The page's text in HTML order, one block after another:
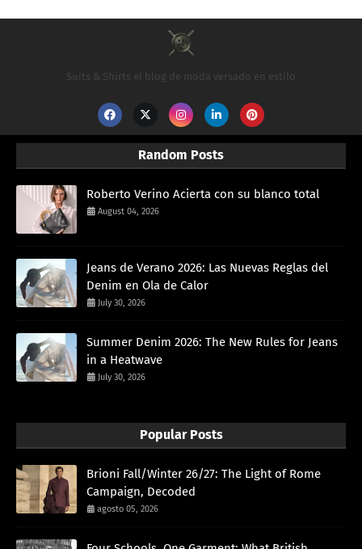
Suits & Shirts el blog de moda versado en estilo
Random Posts
Roberto Verino Acierta con su blanco total
August 04, 2026
Jeans de Verano 2026: Las Nuevas Reglas del
Denim en Ola de Calor
July 30, 2026
Summer Denim 2026: The New Rules for Jeans
in a Heatwave
July 30, 2026
Popular Posts
Brioni Fall/Winter 26/27: The Light of Rome
Campaign, Decoded
agosto 05, 2026